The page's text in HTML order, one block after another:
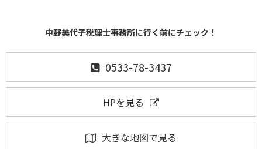
中野美代子税理士事務所に行く前にチェック！
0533-78-3437
HPを見る
大きな地図で見る